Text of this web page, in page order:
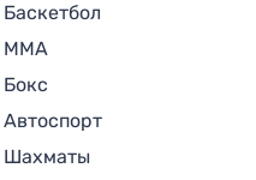
Баскетбол
MMA
Бокс
Автоспорт
Шахматы